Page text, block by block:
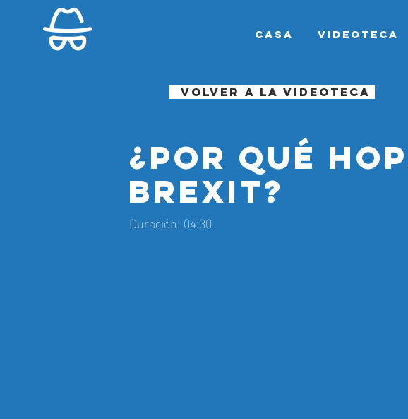
Casa Videoteca
Volver a la videoteca
¿Por qué
brexit?
Duración: 04:30